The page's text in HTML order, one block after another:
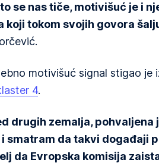
se nas tiče, motivišuć je i
koji tokom svojih govora
motivišuć signal stigao je
4.
drugih zemalja, pohvaljena
smatram da takvi događaji
da Evropska komisija